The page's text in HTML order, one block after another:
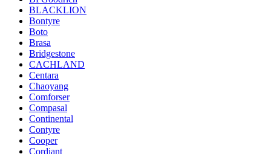
BLACKLION
Bontyre
Boto
Brasa
Bridgestone
CACHLAND
Centara
Chaoyang
Comforser
Compasal
Continental
Contyre
Cooper
Cordiant